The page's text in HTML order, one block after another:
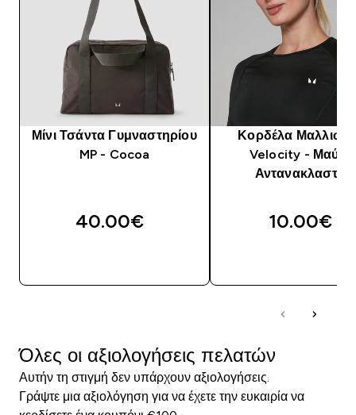
Μίνι Τσάντα Γυμναστηρίου
MP - Cocoa
40.00€‎
Κορδέλα Μαλλιών
Velocity -
Αντανακλαστικό
10.00€‎
Όλες οι αξιολογήσεις πελατών
Αυτήν τη στιγμή δεν υπάρχουν αξιολογήσεις.
Γράψτε μια αξιολόγηση για να έχετε την ευκαιρία να